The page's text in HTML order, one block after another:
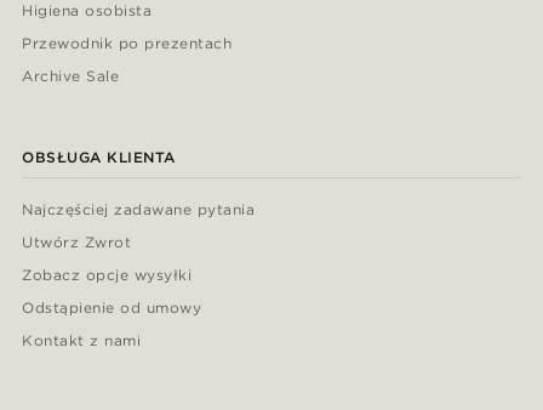
Higiena osobista
Przewodnik po prezentach
Archive Sale
OBSŁUGA KLIENTA
Najczęściej zadawane pytania
Utwórz Zwrot
Zobacz opcje wysyłki
Odstąpienie od umowy
Kontakt z nami